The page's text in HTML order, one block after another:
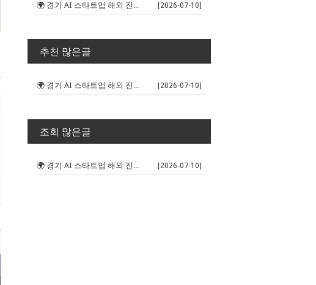
🌍 경기 AI 스타트업 해외 진출 판... [2026-07-10]
추천 많은글
🌍 경기 AI 스타트업 해외 진출 판... [2026-07-10]
조회 많은글
🌍 경기 AI 스타트업 해외 진출 판... [2026-07-10]